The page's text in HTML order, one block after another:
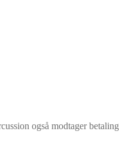
også modtager